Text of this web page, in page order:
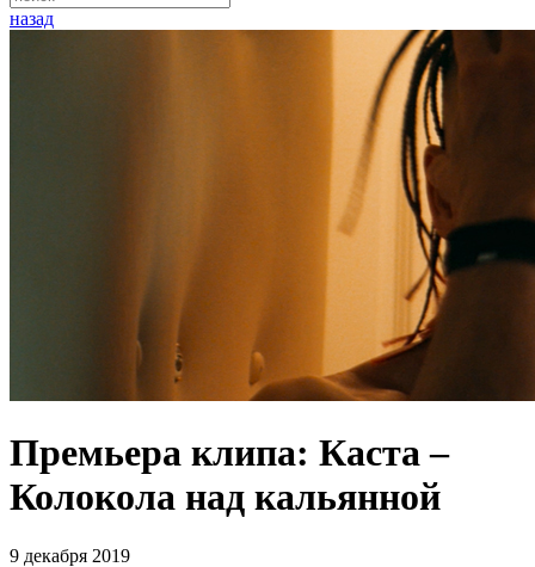
назад
Премьера клипа: Каста –
Колокола над кальянной
9 декабря 2019